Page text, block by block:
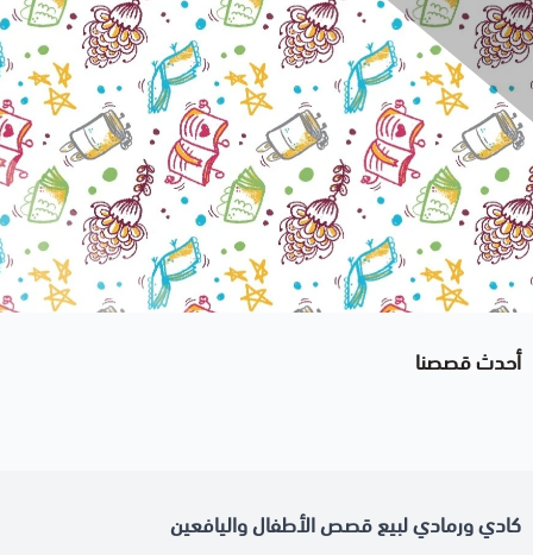
أحدث قصصنا
كادي ورمادي لبيع قصص الأطفال واليافعين